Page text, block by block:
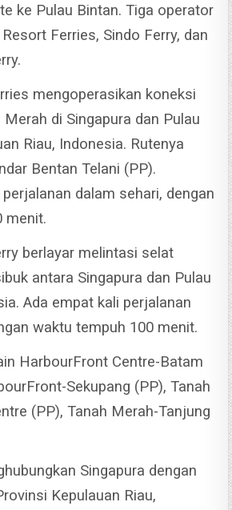
ke Pulau Bintan. Tiga operator
Ferries, Sindo Ferry, dan
mengoperasikan koneksi
di Singapura dan Pulau
Riau, Indonesia. Rutenya
Bentan Telani (PP).
dalam sehari, dengan
menit.
berlayar melintasi selat
antara Singapura dan Pulau
Ada empat kali perjalanan
waktu tempuh 100 menit.
HarbourFront Centre-Batam
Sekupang (PP), Tanah
(PP), Tanah Merah-Tanjung
Singapura dengan
Kepulauan Riau,